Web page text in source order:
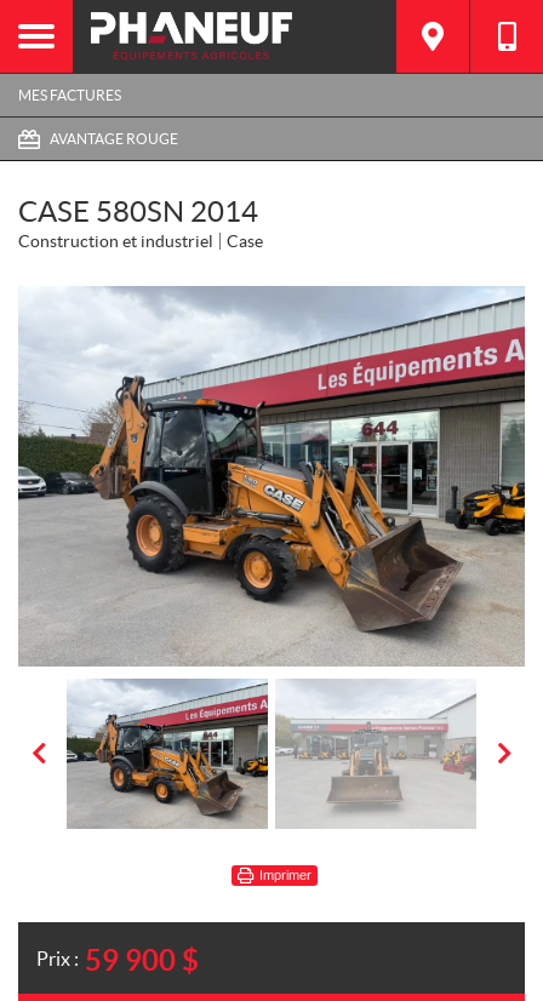
MES FACTURES
AVANTAGE ROUGE
CASE 580SN 2014
Construction et industriel Case
Imprimer
Prix : 59 900 $